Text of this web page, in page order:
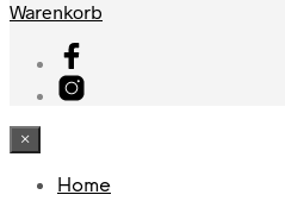
Warenkorb
×
Home